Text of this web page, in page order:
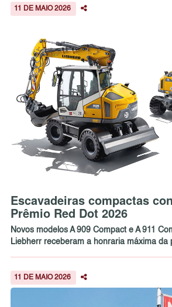
11 DE MAIO 2026
Escavadeiras compactas
Prêmio Red Dot 2026
Novos modelos A 909 Compact e A 911
Liebherr receberam a honraria máxima da
11 DE MAIO 2026